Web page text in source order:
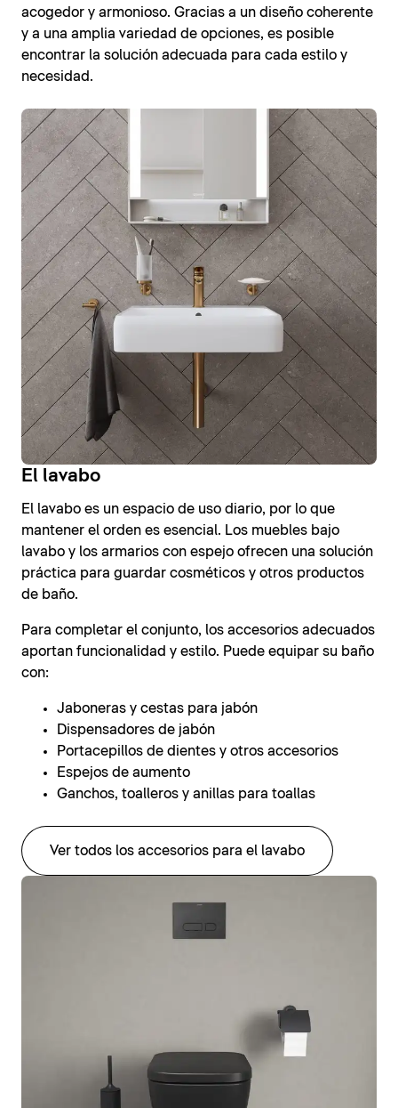
acogedor y armonioso. Gracias a un diseño coherente
y a una amplia variedad de opciones, es posible
encontrar la solución adecuada para cada estilo y
necesidad.
El lavabo
El lavabo es un espacio de uso diario, por lo que
mantener el orden es esencial. Los muebles bajo
lavabo y los armarios con espejo ofrecen una solución
práctica para guardar cosméticos y otros productos
de baño.
Para completar el conjunto, los accesorios adecuados
aportan funcionalidad y estilo. Puede equipar su baño
con:
Jaboneras y cestas para jabón
Dispensadores de jabón
Portacepillos de dientes y otros accesorios
Espejos de aumento
Ganchos, toalleros y anillas para toallas
Ver todos los accesorios para el lavabo